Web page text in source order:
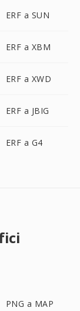
ERF a SUN
ERF a XBM
ERF a XWD
ERF a JBIG
ERF a G4
PNG a MAP